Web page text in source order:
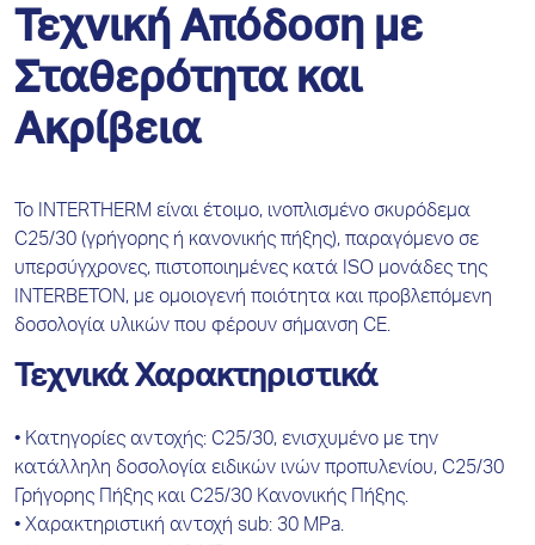
Τεχνική Απόδοση με
Σταθερότητα και
Ακρίβεια
Το INTERTHERM είναι έτοιμο, ινοπλισμένο σκυρόδεμα
C25/30 (γρήγορης ή κανονικής πήξης), παραγόμενο σε
υπερσύγχρονες, πιστοποιημένες κατά ISO μονάδες της
INTERBETON, με ομοιογενή ποιότητα και προβλεπόμενη
δοσολογία υλικών που φέρουν σήμανση CE.
Τεχνικά Χαρακτηριστικά
• Κατηγορίες αντοχής: C25/30, ενισχυμένο με την
κατάλληλη δοσολογία ειδικών ινών προπυλενίου, C25/30
Γρήγορης Πήξης και C25/30 Κανονικής Πήξης.
• Χαρακτηριστική αντοχή sub: 30 MPa.